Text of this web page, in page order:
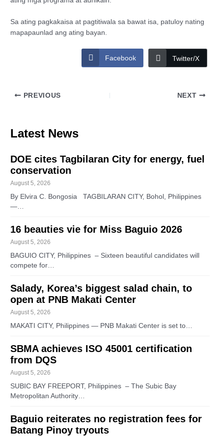
Sa ating pagkakaisa at pagtitiwala sa bawat isa, patuloy nating
mapapaunlad ang ating bayan.
Facebook Twitter/X
PREVIOUS NEXT
Latest News
DOE cites Tagbilaran City for energy, fuel
conservation
August 5, 2026
By Elvira C. Bongosia TAGBILARAN CITY, Bohol, Philippines
—…
16 beauties vie for Miss Baguio 2026
August 5, 2026
BAGUIO CITY, Philippines – Sixteen beautiful candidates will
compete for…
Salady, Korea’s biggest salad chain, to
open at PNB Makati Center
August 5, 2026
MAKATI CITY, Philippines — PNB Makati Center is set to…
SBMA achieves ISO 45001 certification
from DQS
August 5, 2026
SUBIC BAY FREEPORT, Philippines – The Subic Bay
Metropolitan Authority…
Baguio reiterates no registration fees for
Batang Pinoy tryouts